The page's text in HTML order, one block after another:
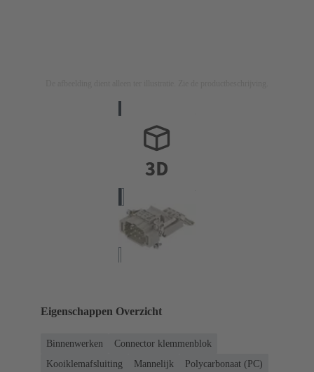
Eigenschappen Overzicht
Binnenwerken
Connector klemmenblok
Kooiklemafsluiting
Mannelijk
Polycarbonaat (PC)